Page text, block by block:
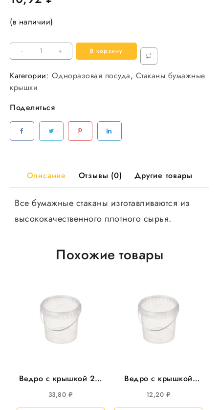
(в наличии)
-
Количество
товара
Стакан
бумажный
мл
белый
18шт/
кор
+ В корзину
Категории: Одноразовая посуда, Стаканы бумажные
крышки
Поделиться
Описание Отзывы (0) Другие товары
Все бумажные стаканы изготавливаются из
высококачественного плотного сырья.
Похожие товары
Ведро с крышкой 2л,
d-170 круглое 135шт/
уп
33,80 ₽
Ведро с крышкой
325шт/кор
12,20 ₽